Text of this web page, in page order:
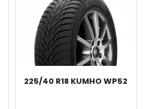
225/40 R18 KUMHO WP52